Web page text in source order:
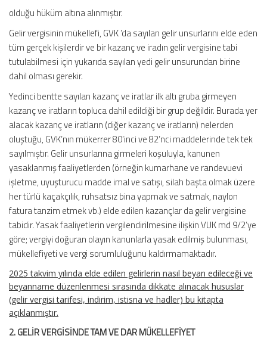
olduğu hüküm altına alınmıştır.
Gelir vergisinin mükellefi, GVK ’da sayılan gelir unsurlarını elde eden
tüm gerçek kişilerdir ve bir kazanç ve iradın gelir vergisine tabi
tutulabilmesi için yukarıda sayılan yedi gelir unsurundan birine
dahil olması gerekir.
Yedinci bentte sayılan kazanç ve iratlar ilk altı gruba girmeyen
kazanç ve iratların topluca dahil edildiği bir grup değildir. Burada yer
alacak kazanç ve iratların (diğer kazanç ve iratların) nelerden
oluştuğu, GVK’nın mükerrer 80’inci ve 82’nci maddelerinde tek tek
sayılmıştır. Gelir unsurlarına girmeleri koşuluyla, kanunen
yasaklanmış faaliyetlerden (örneğin kumarhane ve randevuevi
işletme, uyuşturucu madde imal ve satışı, silah başta olmak üzere
her türlü kaçakçılık, ruhsatsız bina yapmak ve satmak, naylon
fatura tanzim etmek vb.) elde edilen kazançlar da gelir vergisine
tabidir. Yasak faaliyetlerin vergilendirilmesine ilişkin VUK md 9/2’ye
göre; vergiyi doğuran olayın kanunlarla yasak edilmiş bulunması,
mükellefiyeti ve vergi sorumluluğunu kaldırmamaktadır.
2025 takvim yılında elde edilen gelirlerin nasıl beyan edileceği ve
beyanname düzenlenmesi sırasında dikkate alınacak hususlar
(gelir vergisi tarifesi, indirim, istisna ve hadler) bu kitapta
açıklanmıştır.
2. GELİR VERGİSİNDE TAM VE DAR MÜKELLEFİYET